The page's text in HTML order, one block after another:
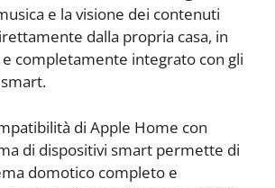
e la visione dei contenuti
dalla propria casa, in
completamente integrato con gli
di Apple Home con
di dispositivi smart permette di
domotico completo e